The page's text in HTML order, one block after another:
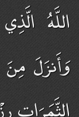
اللَّهُ
وَأَنزَلَ